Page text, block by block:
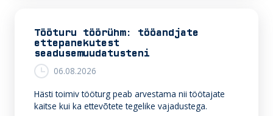
Tööturu töörühm: tööandjate
ettepanekutest
seadusemuudatusteni
06.08.2026
Hästi toimiv tööturg peab arvestama nii töötajate
kaitse kui ka ettevõtete tegelike vajadustega.